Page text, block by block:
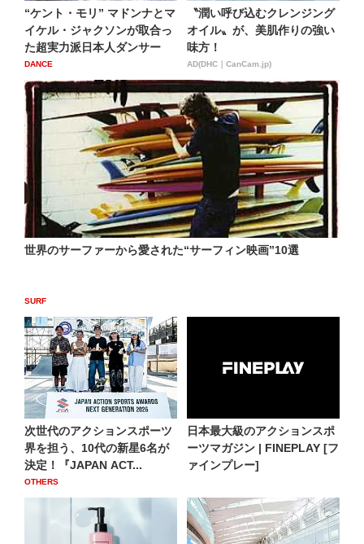
“ケント・モリ” マドンナとマ
イケル・ジャクソンが取合っ
た超実力派日本人ダンサー
DANCE
〝潤い呼び込むクレンジング
オイル〟が、美肌作りの強い
味方！
AD(DHC｜CanCam.jp)
世界のサーファーから愛された“サーフィン映画”10選
SURF
次世代のアクションスポーツ
界を担う、10代の新星6名が
決定！『JAPAN ACT...
OTHERS
日本最大級のアクションスポ
ーツマガジン | FINEPLAY [フ
ァインプレー]